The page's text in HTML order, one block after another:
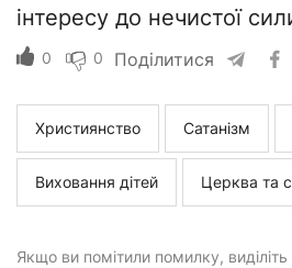
інтересу до нечистої
0 0 Поділитися
Християнство Сатанізм
Виховання дітей Церква та
Якщо ви помітили помилку, виділіть